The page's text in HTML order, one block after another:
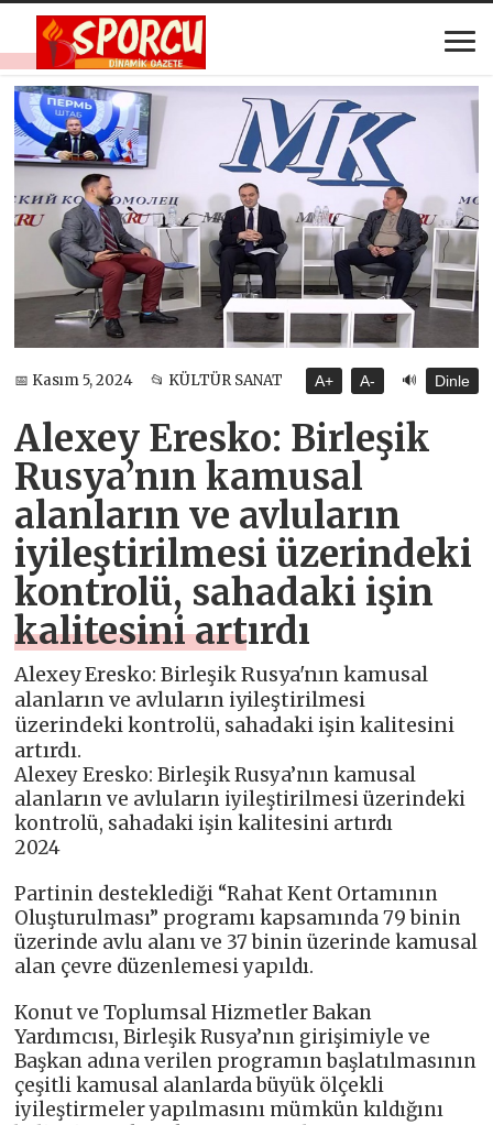
📅 Kasım 5, 2024 📂 KÜLTÜR SANAT A+ A- 🔊 Dinle
Alexey Eresko: Birleşik
Rusya’nın kamusal
alanların ve avluların
iyileştirilmesi üzerindeki
kontrolü, sahadaki işin
kalitesini artırdı
Alexey Eresko: Birleşik Rusya'nın kamusal
alanların ve avluların iyileştirilmesi
üzerindeki kontrolü, sahadaki işin kalitesini
artırdı.
Alexey Eresko: Birleşik Rusya’nın kamusal
alanların ve avluların iyileştirilmesi üzerindeki
kontrolü, sahadaki işin kalitesini artırdı
2024
Partinin desteklediği “Rahat Kent Ortamının
Oluşturulması” programı kapsamında 79 binin
üzerinde avlu alanı ve 37 binin üzerinde kamusal
alan çevre düzenlemesi yapıldı.
Konut ve Toplumsal Hizmetler Bakan
Yardımcısı, Birleşik Rusya’nın girişimiyle ve
Başkan adına verilen programın başlatılmasının
çeşitli kamusal alanlarda büyük ölçekli
iyileştirmeler yapılmasını mümkün kıldığını